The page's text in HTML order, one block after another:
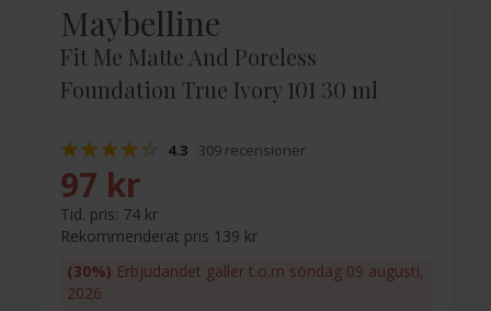
Maybelline
Fit Me Matte And Poreless
Foundation True Ivory 101 30 ml
4.3 309 recensioner
97 kr
Tid. pris: 74 kr
Rekommenderat pris 139 kr
(30%) Erbjudandet gäller t.o.m söndag 09 augusti,
2026